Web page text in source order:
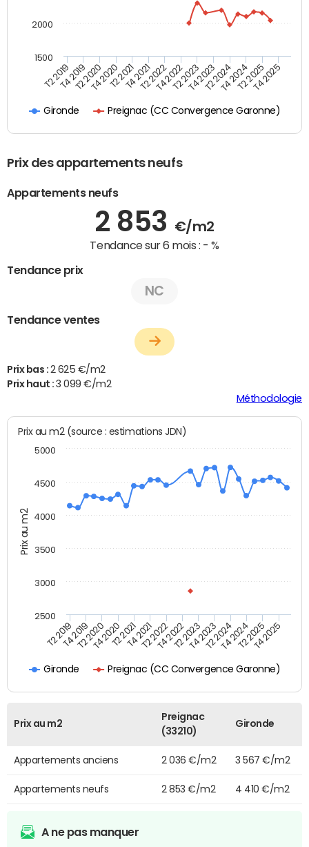
Gironde Preignac (CC Convergence Garonne)
T2 2019T4 2019T2 2020T4 2020T2 2021T4 2021T2 2022T4 2022T2 2023T4 2023T2 2024T4 2024T2 2025T4 2025
1500
2000
Prix des appartements neufs
Appartements neufs
2 853 €/m2
Tendance sur 6 mois : - %
Tendance prix
NC
Tendance ventes
Prix bas : 2 625 €/m2
Prix haut :3 099 €/m2
Méthodologie
Prix au m2
Prix au m2 (source : estimations JDN)
Gironde Preignac (CC Convergence Garonne)
T2 2019T4 2019T2 2020T4 2020T2 2021T4 2021T2 2022T4 2022T2 2023T4 2023T2 2024T4 2024T2 2025T4 2025
2500
3000
3500
4000
4500
5000
Prix au m2
Preignac
(33210)
Gironde
Appartements anciens 2 036 €/m2 3 567 €/m2
Appartements neufs 2 853 €/m2 4 410 €/m2
A ne pas manquer